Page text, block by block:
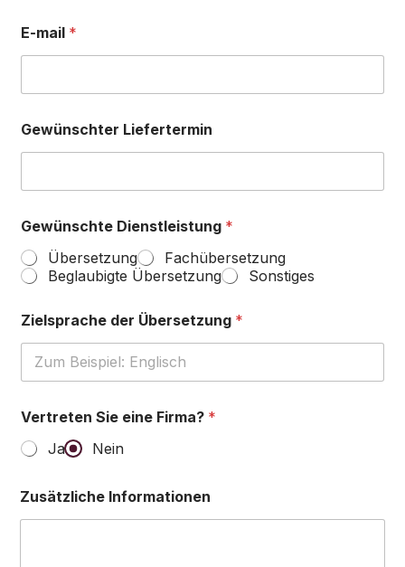
E-mail *
Gewünschter Liefertermin
Gewünschte Dienstleistung *
Übersetzung
Fachübersetzung
Beglaubigte Übersetzung
Sonstiges
Zielsprache der Übersetzung *
Vertreten Sie eine Firma? *
Ja
Nein
Zusätzliche Informationen